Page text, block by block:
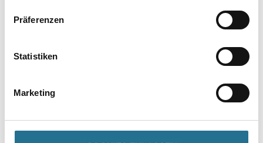
Präferenzen
Statistiken
Marketing
PRODUKTEIGENSCHAFTEN
Produkteigenschaft
- Hohe mechanische und chemische Beständigkeit
- Antistatisch